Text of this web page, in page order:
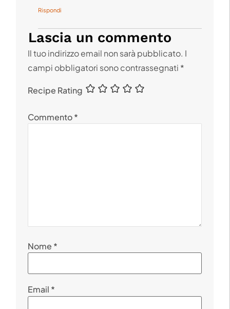
Rispondi
Lascia un commento
Il tuo indirizzo email non sarà pubblicato. I
campi obbligatori sono contrassegnati *
Recipe Rating
Commento*
Nome *
Email *